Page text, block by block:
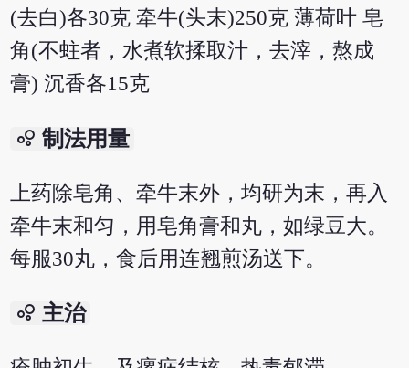
(去白)各30克 牵牛(头末)250克 薄荷叶 皂
角(不蛀者，水煮软揉取汁，去滓，熬成
膏) 沉香各15克
bubble_chart 制法用量
上药除皂角、牵牛末外，均研为末，再入
牵牛末和匀，用皂角膏和丸，如绿豆大。
每服30丸，食后用连翘煎汤送下。
bubble_chart 主治